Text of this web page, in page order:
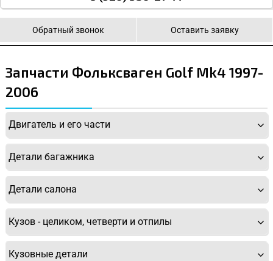
Обратный звонок Оставить заявку
Запчасти Фольксваген Golf Mk4 1997-
2006
Двигатель и его части
Детали багажника
Детали салона
Кузов - целиком, четверти и отпилы
Кузовные детали